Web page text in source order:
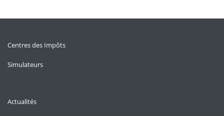
Centres des Impôts
Simulateurs
Actualités